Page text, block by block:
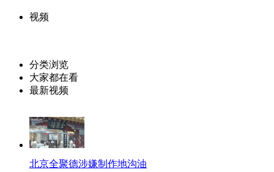
视频
分类浏览
大家都在看
最新视频
北京全聚德涉嫌制作地沟油